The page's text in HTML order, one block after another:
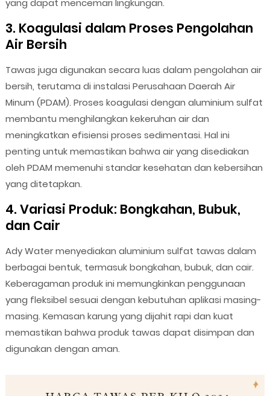
yang dapat mencemari lingkungan.
3. Koagulasi dalam Proses Pengolahan
Air Bersih
Tawas juga digunakan secara luas dalam pengolahan air
bersih, terutama di instalasi Perusahaan Daerah Air
Minum (PDAM). Proses koagulasi dengan aluminium sulfat
membantu menghilangkan kekeruhan air dan
meningkatkan efisiensi proses sedimentasi. Hal ini
penting untuk memastikan bahwa air yang disediakan
oleh PDAM memenuhi standar kesehatan dan kebersihan
yang ditetapkan.
4. Variasi Produk: Bongkahan, Bubuk,
dan Cair
Ady Water menyediakan aluminium sulfat tawas dalam
berbagai bentuk, termasuk bongkahan, bubuk, dan cair.
Keberagaman produk ini memungkinkan penggunaan
yang fleksibel sesuai dengan kebutuhan aplikasi masing-
masing. Kemasan karung yang dijahit rapi dan kuat
memastikan bahwa produk tawas dapat disimpan dan
digunakan dengan aman.